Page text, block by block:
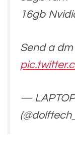
16gb
Send a
—